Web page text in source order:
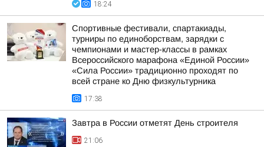
18:24
Спортивные фестивали, спартакиады,
турниры по единоборствам, зарядки с
чемпионами и мастер-классы в рамках
Всероссийского марафона «Единой России»
«Сила России» традиционно проходят по
всей стране ко Дню физкультурника
17:38
Завтра в России отметят День строителя
21:06